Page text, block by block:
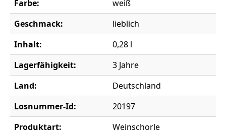
Farbe:
weiß
Geschmack:
lieblich
Inhalt:
0,28 l
Lagerfähigkeit:
3 Jahre
Land:
Deutschland
Losnummer-Id:
20197
Produktart:
Weinschorle